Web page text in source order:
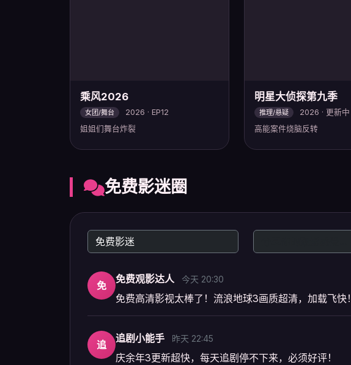
乘风2026
女团/舞台
2026 · EP12
姐姐们舞台炸裂
明星大侦探第九季
推理/悬疑
2026 · 更新中
高能案件烧脑反转
免费影迷圈
免
免费观影达人 今天 20:30
免费高清影视太棒了！流浪地球3画质超清，加载飞快！
追
追剧小能手 昨天 22:45
庆余年3更新超快，每天追剧停不下来，必须好评！